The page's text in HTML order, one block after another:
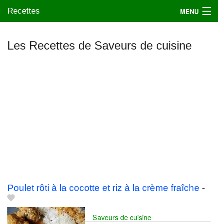
Recettes MENU
Les Recettes de Saveurs de cuisine
Poulet rôti à la cocotte et riz à la crème fraîche -
Saveurs de cuisine